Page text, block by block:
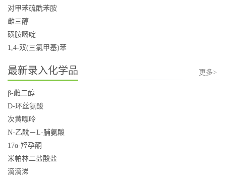
对甲苯硫酰苯胺
雌三醇
磺胺嘧啶
1,4-双(三氯甲基)苯
最新录入化学品 更多>
β-雌二醇
D-环丝氨酸
次黄嘌呤
N-乙酰－L-脯氨酸
17α-羟孕酮
米帕林二盐酸盐
滴滴涕